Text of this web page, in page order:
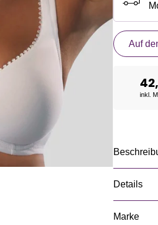
Auf
inkl.
Details
Marke